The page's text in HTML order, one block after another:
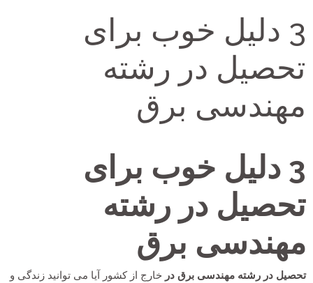
3 دلیل خوب برای
تحصیل در رشته
مهندسی برق
3 دلیل خوب برای
تحصیل در رشته
مهندسی برق
تحصیل در رشته مهندسی برق در خارج از کشور آیا می توانید زندگی و